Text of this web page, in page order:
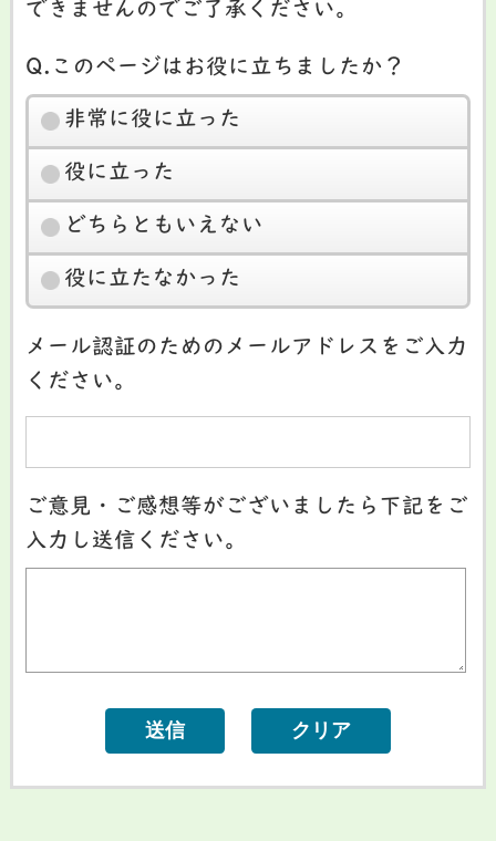
できませんのでご了承ください。
Q.このページはお役に立ちましたか？
非常に役に立った
役に立った
どちらともいえない
役に立たなかった
メール認証のためのメールアドレスをご入力
ください。
ご意見・ご感想等がございましたら下記をご
入力し送信ください。